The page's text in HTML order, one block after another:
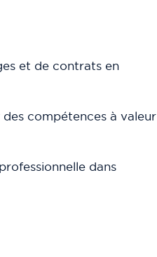
et de contrats en
compétences à valeur
dans